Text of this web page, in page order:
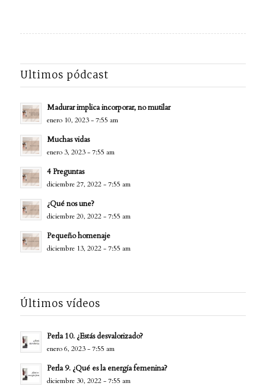
Ultimos pódcast
Madurar implica incorporar, no mutilar
enero 10, 2023 - 7:55 am
Muchas vidas
enero 3, 2023 - 7:55 am
4 Preguntas
diciembre 27, 2022 - 7:55 am
¿Qué nos une?
diciembre 20, 2022 - 7:55 am
Pequeño homenaje
diciembre 13, 2022 - 7:55 am
Últimos vídeos
Perla 10. ¿Estás desvalorizado?
enero 6, 2023 - 7:55 am
Perla 9. ¿Qué es la energía femenina?
diciembre 30, 2022 - 7:55 am